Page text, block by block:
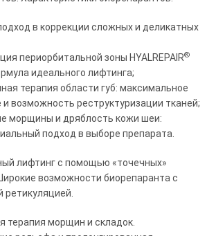
в коррекции сложных и деликатных
периорбитальной зоны HYALREPAIR®
идеального лифтинга;
терапия области губ: максимальное
возможность реструктуризации тканей;
морщины и дряблость кожи шеи:
подход в выборе препарата.
лифтинг с помощью «точечных»
возможности биорепаранта с
терапия морщин и складок.